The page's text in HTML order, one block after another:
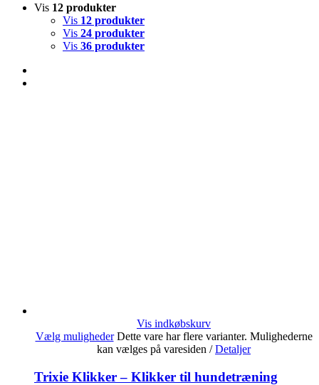
Vis 12 produkter
Vis 12 produkter
Vis 24 produkter
Vis 36 produkter
Vis indkøbskurv
Vælg muligheder Dette vare har flere varianter. Mulighederne
kan vælges på varesiden / Detaljer
Trixie Klikker – Klikker til hundetræning